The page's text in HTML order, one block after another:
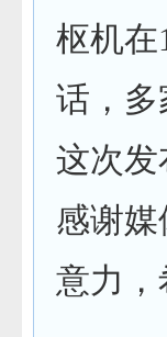
枢机在
话，
这次发
感谢
意力，